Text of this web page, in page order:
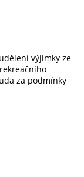
výjimky ze
za podmínky